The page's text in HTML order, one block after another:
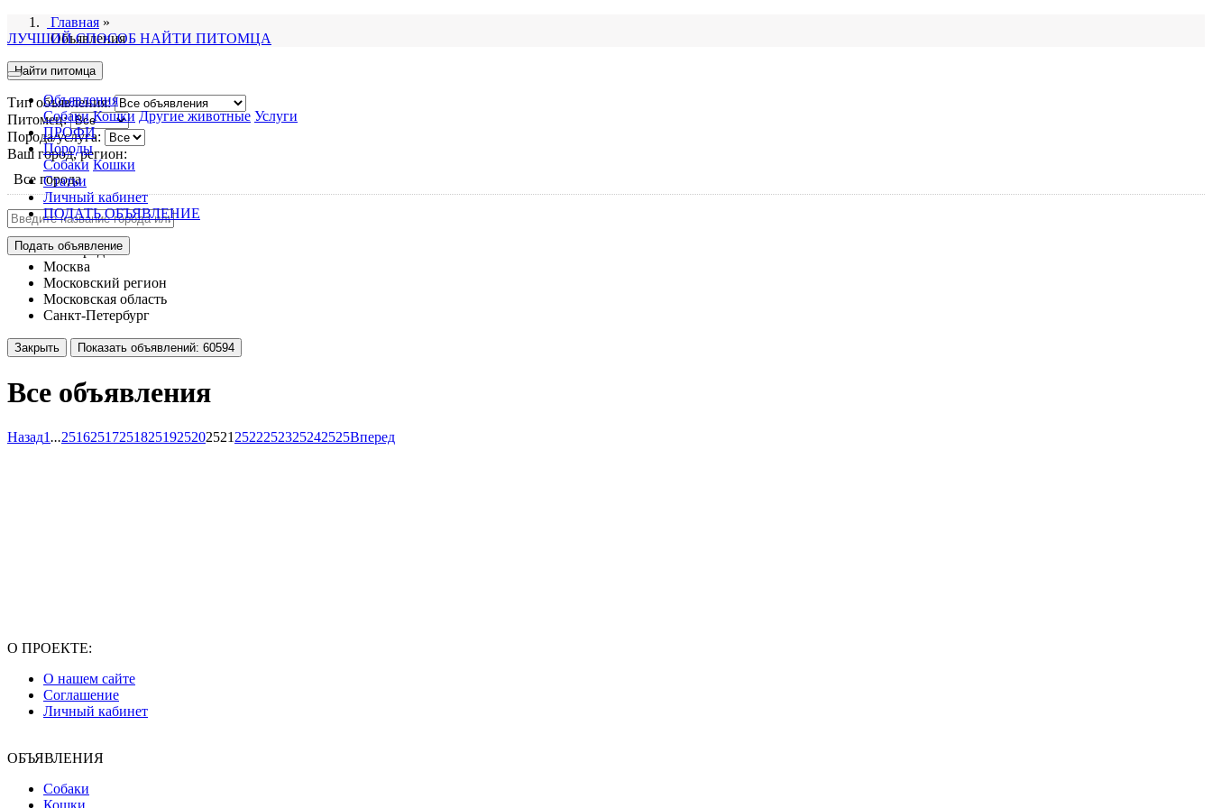
ЛУЧШИЙ СПОСОБ НАЙТИ ПИТОМЦА
Объявления
Собаки Кошки Другие животные Услуги
ПРОФИ
Породы
Собаки Кошки
Статьи
Личный кабинет
ПОДАТЬ ОБЪЯВЛЕНИЕ
Подать объявление
Главная »
Объявления
Найти питомца
Тип объявления:
Питомец:
Порода/услуга:
Ваш город, регион:
Все города
Все города
Москва
Московский регион
Московская область
Санкт-Петербург
Закрыть Показать объявлений: 60594
Все объявления
Назад1...251625172518251925202521 2522252325242525Вперед
О ПРОЕКТЕ:
О нашем сайте
Соглашение
Личный кабинет
ОБЪЯВЛЕНИЯ
Собаки
Кошки